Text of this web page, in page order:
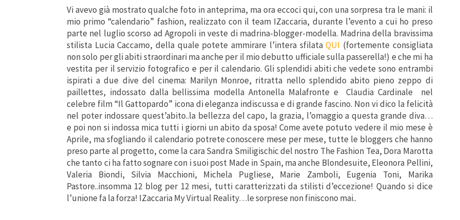
Vi avevo già mostrato qualche foto in anteprima, ma ora eccoci qui, con una sorpresa tra le mani: il
mio primo “calendario” fashion, realizzato con il team IZaccaria, durante l’evento a cui ho preso
parte nel luglio scorso ad Agropoli in veste di madrina-blogger-modella. Madrina della bravissima
stilista Lucia Caccamo, della quale potete ammirare l’intera sfilataQUI (fortemente consigliata
non solo per gli abiti straordinari ma anche per il mio debutto ufficiale sulla passerella!) e che mi ha
vestita per il servizio fotografico e per il calendario. Gli splendidi abiti che vedete sono entrambi
ispirati a due dive del cinema: Marilyn Monroe, ritratta nello splendido abito pieno zeppo di
paillettes, indossato dalla bellissima modella Antonella Malafronte e Claudia Cardinale nel
celebre film “Il Gattopardo” icona di eleganza indiscussa e di grande fascino. Non vi dico la felicità
nel poter indossare quest’abito..la bellezza del capo, la grazia, l’omaggio a questa grande diva…
e poi non si indossa mica tutti i giorni un abito da sposa! Come avete potuto vedere il mio mese è
Aprile, ma sfogliando il calendario potrete conoscere mese per mese, tutte le bloggers che hanno
preso parte al progetto, come la cara Sandra Smiligischic del nostro The Fashion Tea, Dora Marotta
che tanto ci ha fatto sognare con i suoi post Made in Spain, ma anche Blondesuite, Eleonora Pellini,
Valeria Biondi, Silvia Macchioni, Michela Pugliese, Marie Zamboli, Eugenia Toni, Marika
Pastore..insomma 12 blog per 12 mesi, tutti caratterizzati da stilisti d’eccezione! Quando si dice
l’unione fa la forza! IZaccaria My Virtual Reality…le sorprese non finiscono mai..